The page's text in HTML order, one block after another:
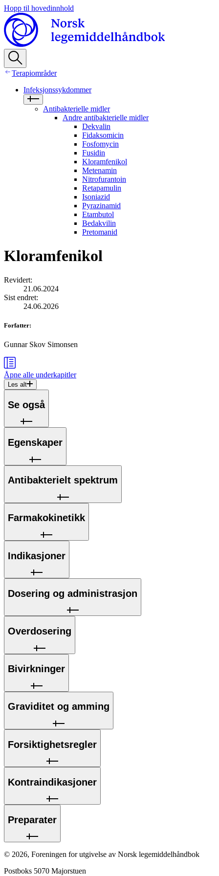
Hopp til hovedinnhold
Terapiområder
Infeksjonssykdommer
Antibakterielle midler
Andre antibakterielle midler
Dekvalin
Fidaksomicin
Fosfomycin
Fusidin
Kloramfenikol
Metenamin
Nitrofurantoin
Retapamulin
Isoniazid
Pyrazinamid
Etambutol
Bedakvilin
Pretomanid
Kloramfenikol
Revidert:
21.06.2024
Sist endret:
24.06.2026
Forfatter:
Gunnar Skov Simonsen
Åpne alle underkapitler
Les alt
Se også
Egenskaper
Antibakterielt spektrum
Farmakokinetikk
Indikasjoner
Dosering og administrasjon
Overdosering
Bivirkninger
Graviditet og amming
Forsiktighetsregler
Kontraindikasjoner
Preparater
© 2026, Foreningen for utgivelse av Norsk legemiddelhåndbok
Postboks 5070 Majorstuen